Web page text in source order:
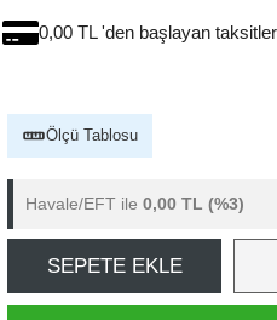
0,00 TL 'den başlayan
Ölçü Tablosu
Havale/EFT ile 0,00 TL (%3)
SEPETE EKLE